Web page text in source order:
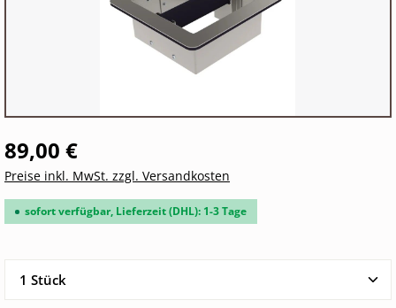
89,00 €
Preise inkl. MwSt. zzgl. Versandkosten
sofort verfügbar, Lieferzeit (DHL): 1-3 Tage
Produkt Anzahl: Gib den gewünschten Wert ein